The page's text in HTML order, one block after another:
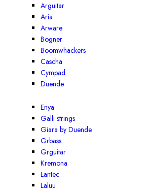
Arguitar
Aria
Arware
Bogner
Boomwhackers
Cascha
Cympad
Duende
Enya
Galli strings
Giara by Duende
Grbass
Grguitar
Kremona
Lantec
Laluu